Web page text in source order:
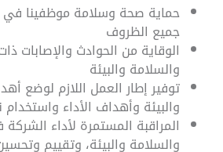
حماية صحة وسلامة موظفينا في
جميع الظروف
الوقاية من الحوادث والإصابات
والسلامة والبيئة
توفير إطار العمل اللازم لوضع
والبيئة وأهداف الأداء واستخدام
المراقبة المستمرة لأداء
والسلامة والبيئة، وتقييم